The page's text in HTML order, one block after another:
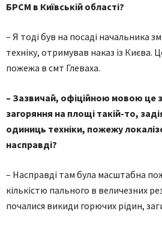
БРСМ в Київській області?
– Я тоді був на посаді начальника
техніку, отримував наказ із Києва.
пожежа в смт Глеваха.
– Зазвичай, офіційною мовою це
загоряння на площі такій-то,
одиниць техніки, пожежу
насправді?
– Насправді там була масштабна
кількістю пального в величезних
почалися викиди горючих рідин,